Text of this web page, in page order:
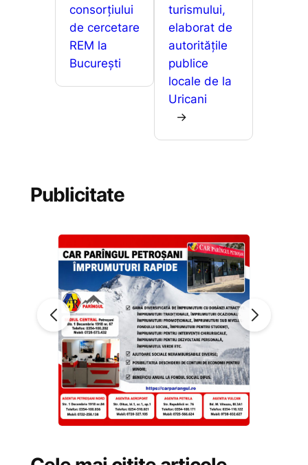
consorțiului
de cercetare
REM la
București
turismului,
elaborat de
autoritățile
publice
locale de la
Uricani
→
Publicitate